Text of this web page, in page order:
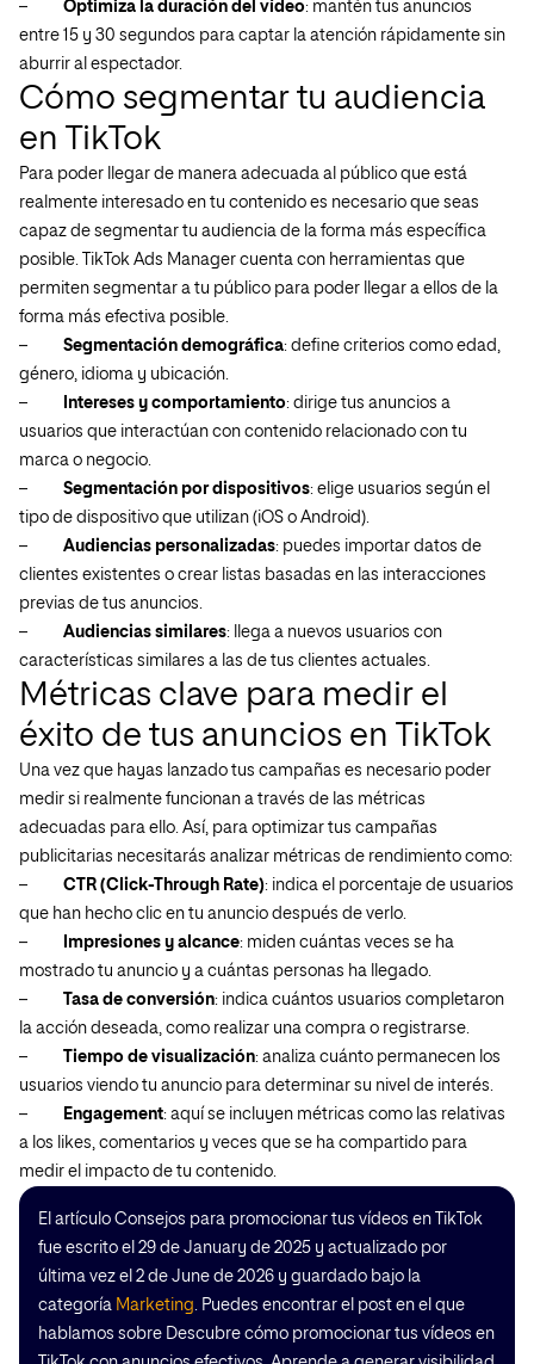
– Optimiza la duración del vídeo: mantén tus anuncios
entre 15 y 30 segundos para captar la atención rápidamente sin
aburrir al espectador.
Cómo segmentar tu audiencia
en TikTok
Para poder llegar de manera adecuada al público que está
realmente interesado en tu contenido es necesario que seas
capaz de segmentar tu audiencia de la forma más específica
posible. TikTok Ads Manager cuenta con herramientas que
permiten segmentar a tu público para poder llegar a ellos de la
forma más efectiva posible.
–
Segmentación demográfica: define criterios como edad,
género, idioma y ubicación.
–
Intereses y comportamiento: dirige tus anuncios a
usuarios que interactúan con contenido relacionado con tu
marca o negocio.
–
Segmentación por dispositivos: elige usuarios según el
tipo de dispositivo que utilizan (iOS o Android).
–
Audiencias personalizadas: puedes importar datos de
clientes existentes o crear listas basadas en las interacciones
previas de tus anuncios.
–
Audiencias similares: llega a nuevos usuarios con
características similares a las de tus clientes actuales.
Métricas clave para medir el
éxito de tus anuncios en TikTok
Una vez que hayas lanzado tus campañas es necesario poder
medir si realmente funcionan a través de las métricas
adecuadas para ello. Así, para optimizar tus campañas
publicitarias necesitarás analizar métricas de rendimiento como:
–
CTR (Click-Through Rate): indica el porcentaje de usuarios
que han hecho clic en tu anuncio después de verlo.
–
Impresiones y alcance: miden cuántas veces se ha
mostrado tu anuncio y a cuántas personas ha llegado.
–
Tasa de conversión: indica cuántos usuarios completaron
la acción deseada, como realizar una compra o registrarse.
–
Tiempo de visualización: analiza cuánto permanecen los
usuarios viendo tu anuncio para determinar su nivel de interés.
–
Engagement: aquí se incluyen métricas como las relativas
a los likes, comentarios y veces que se ha compartido para
medir el impacto de tu contenido.
El artículo Consejos para promocionar tus vídeos en TikTok
fue escrito el 29 de January de 2025 y actualizado por
última vez el 2 de June de 2026 y guardado bajo la
categoría Marketing. Puedes encontrar el post en el que
hablamos sobre Descubre cómo promocionar tus vídeos en